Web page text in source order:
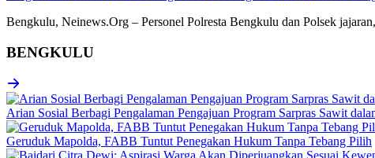
Bengkulu, Neinews.Org – Personel Polresta Bengkulu dan Polsek
BENGKULU
Arian Sosial Berbagi Pengalaman Pengajuan Program Sarpras Sawit
Geruduk Mapolda, FABB Tuntut Penegakan Hukum Tanpa Tebang Pilih